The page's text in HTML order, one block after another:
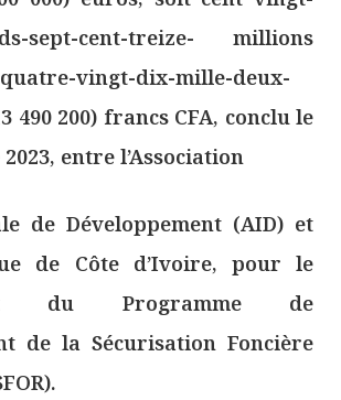
sept-cent-treize- millions
vingt-dix-mille-deux-
490 200) francs CFA, conclu le
entre l’Association
de Développement (AID) et
de Côte d’Ivoire, pour le
du Programme de
de la Sécurisation Foncière